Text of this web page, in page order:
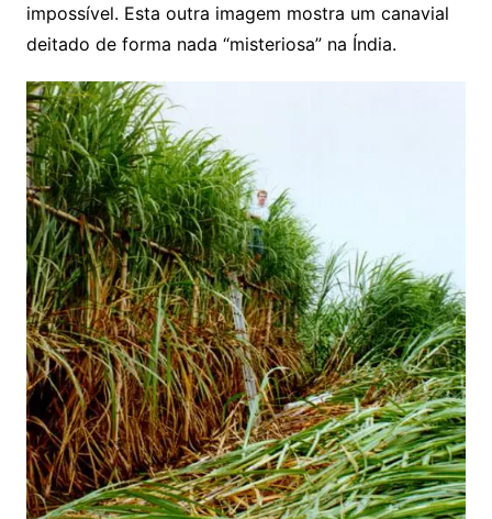
impossível. Esta outra imagem mostra um canavial
deitado de forma nada “misteriosa” na Índia.